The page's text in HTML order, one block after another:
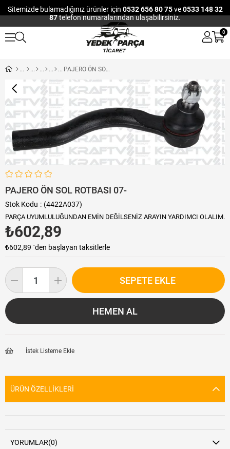
Sitemizde bulamadığınız ürünler için 0532 656 80 75ve0533 148 32
87telefon numaralarından ulaşabilirsiniz.
0
PAJERO ÖN SOL ROTBASI 07-
PAJERO ÖN SOL ROTBASI 07-
Stok Kodu (4422A037)
PARÇA UYUMLULUĞUNDAN EMİN DEĞİLSENİZ ARAYIN YARDIMCI OLALIM.
₺602,89
₺602,89 `den başlayan taksitlerle
İstek Listeme Ekle
ÜRÜN ÖZELLIKLERI
YORUMLAR(0)